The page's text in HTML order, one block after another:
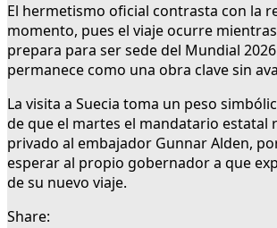
El hermetismo oficial contrasta con la
momento, pues el viaje ocurre
prepara para ser sede del Mundial
permanece como una obra clave sin
La visita a Suecia toma un peso
de que el martes el mandatario estatal
privado al embajador Gunnar Alden,
esperar al propio gobernador a que
de su nuevo viaje.
Share: